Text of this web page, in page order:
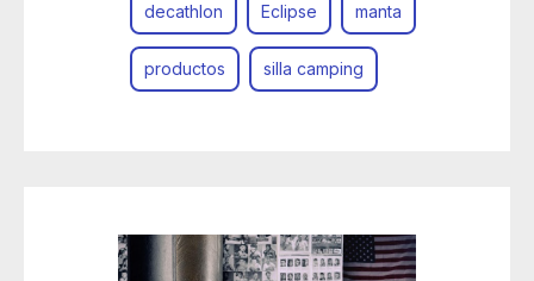
decathlon Eclipse manta
productos silla camping